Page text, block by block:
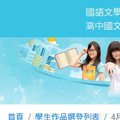
國語文
高中國
首頁 學生作品選登列表 4